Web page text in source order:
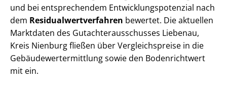
und bei entsprechendem Ent­wick­lungs­po­ten­zi­al nach
dem Re­si­du­al­wert­ver­fah­ren bewertet. Die aktuellen
Marktdaten des Gut­ach­ter­aus­schus­ses Liebenau,
Kreis Nienburg fließen über Ver­gleichs­prei­se in die
Ge­bäu­de­wert­ermitt­lung sowie den Bodenrichtwert
mit ein.